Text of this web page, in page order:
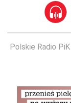
Polskie Radio PiK